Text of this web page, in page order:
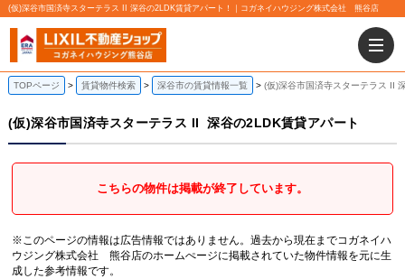
(仮)深谷市国済寺スターテラス II 深谷の2LDK賃貸アパート！｜コガネイハウジング株式会社 熊谷店
TOPページ 賃貸物件検索 深谷市の賃貸情報一覧 (仮)深谷市国済寺スターテラス II
(仮)深谷市国済寺スターテラス II 深谷の2LDK賃貸アパート
こちらの物件は掲載が終了しています。
※このページの情報は広告情報ではありません。過去から現在までコガネイハ
ウジング株式会社 熊谷店のホームぺージに掲載されていた物件情報を元に生
成した参考情報です。